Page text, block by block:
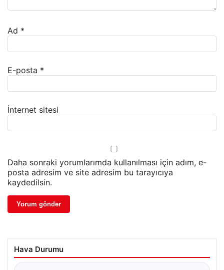
Ad *
E-posta *
İnternet sitesi
Daha sonraki yorumlarımda kullanılması için adım, e-
posta adresim ve site adresim bu tarayıcıya
kaydedilsin.
Hava Durumu